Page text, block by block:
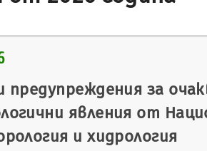
предупреждения за
явления от
и хидрология